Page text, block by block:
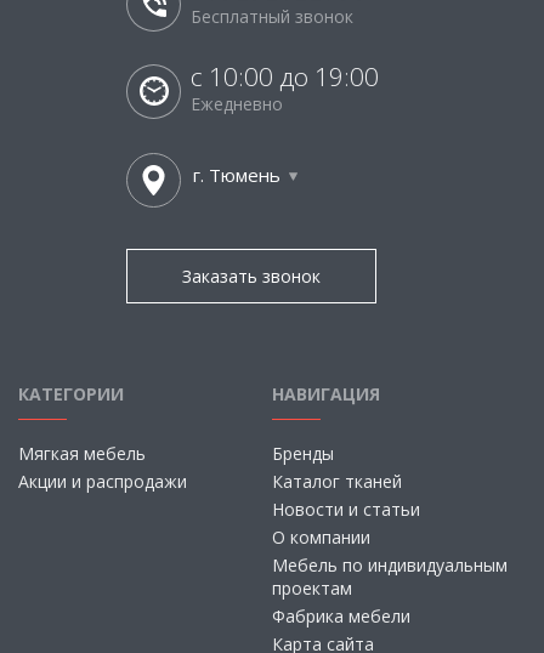
Бесплатный звонок
с 10:00 до 19:00
Ежедневно
г. Тюмень
Заказать звонок
КАТЕГОРИИ
Мягкая мебель
Акции и распродажи
НАВИГАЦИЯ
Бренды
Каталог тканей
Новости и статьи
О компании
Мебель по индивидуальным
проектам
Фабрика мебели
Карта сайта